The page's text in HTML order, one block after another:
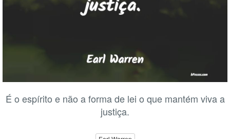
É o espírito e não a forma de lei o que mantém viva a
justiça.